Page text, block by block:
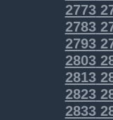
2773
2783
2793
2803
2813
2823
2833